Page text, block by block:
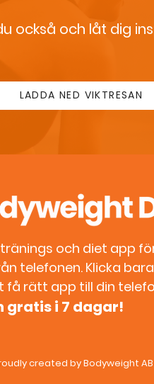
också och låt dig
LADDA NED VIKTRESAN
och diet app
telefonen. Klicka
få rätt app till din
gratis i 7 dagar!
created by Bodyweight AB